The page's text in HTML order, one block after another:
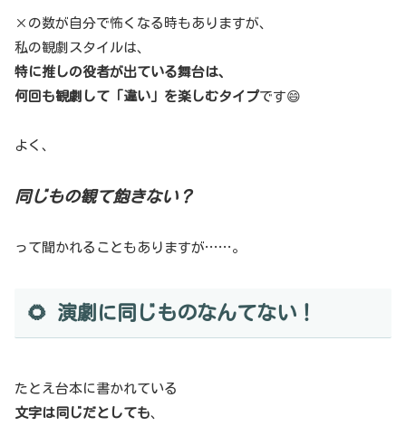
×の数が自分で怖くなる時もありますが、
私の観劇スタイルは、
特に推しの役者が出ている舞台は、
何回も観劇して「違い」を楽しむタイプです😄
よく、
同じもの観て飽きない？
って聞かれることもありますが……。
🌻 演劇に同じものなんてない！
たとえ台本に書かれている
文字は同じだとしても、